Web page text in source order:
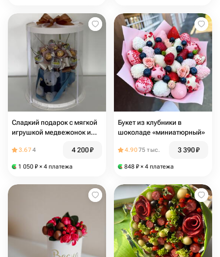
Сладкий подарок с мягкой
игрушкой медвежонок и
и киндер сюрпризом
3.674 4 200₽
1 050 ₽ × 4 платежа
Букет из клубники в
шоколаде «миниатюрный»
4.9075 тыс. 3 390₽
848 ₽ × 4 платежа